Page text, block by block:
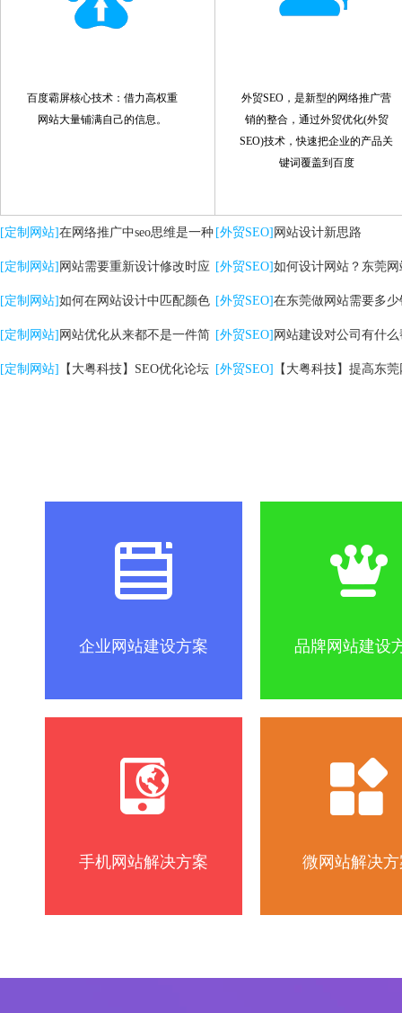
百度霸屏核心技术：借力高权重
网站大量铺满自己的信息。
外贸SEO，是新型的网络推广营
销的整合，通过外贸优化(外贸
SEO)技术，快速把企业的产品关
键词覆盖到百度
[定制网站]在网络推广中seo思维是一种
策略
[定制网站] 网站需要重新设计修改时应
注意哪些问题
[定制网站]如何在网站设计中匹配颜色
[定制网站] 网站优化从来都不是一件简
单的事情
[定制网站] 【大粤科技】SEO优化论坛
[外贸SEO] 网站设计新思路
[外贸SEO]如何设计网站？东莞网
计的核心是什么？
[外贸SEO]在东莞做网站需要多少
[外贸SEO] 网站建设对公司有什么
助？
[外贸SEO] 【大粤科技】提高东
企业网站建设方案 品牌网站建设
手机网站解决方案 微网站解决